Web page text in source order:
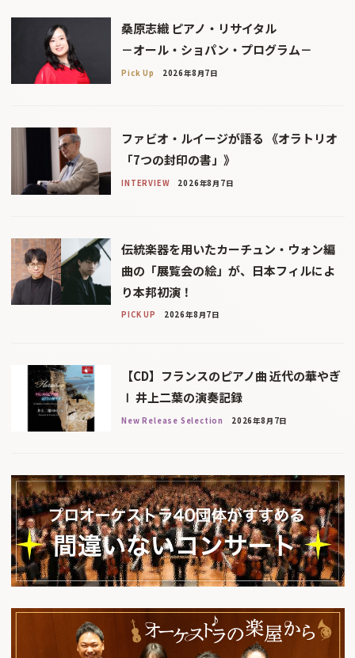
桑原志織 ピアノ・リサイタル
－オール・ショパン・プログラム－
Pick Up 2026年8月7日
ファビオ・ルイージが語る 《オラトリオ
「7つの封印の書」》
INTERVIEW 2026年8月7日
伝統楽器を用いたカーチュン・ウォン編
曲の「展覧会の絵」が、日本フィルによ
り本邦初演！
PICK UP 2026年8月7日
【CD】フランスのピアノ曲 近代の華やぎ
Ⅰ 井上二葉の演奏記録
New Release Selection 2026年8月7日